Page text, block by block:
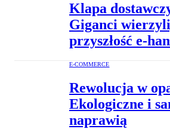
Klapa
Giganci
przyszłość e-
E-COMMERCE
Rewolucja w
Ekologiczne i
naprawią